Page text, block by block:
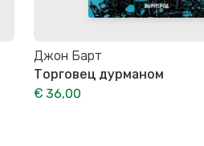
Джон Барт
Торговец дурманом
€ 36,00